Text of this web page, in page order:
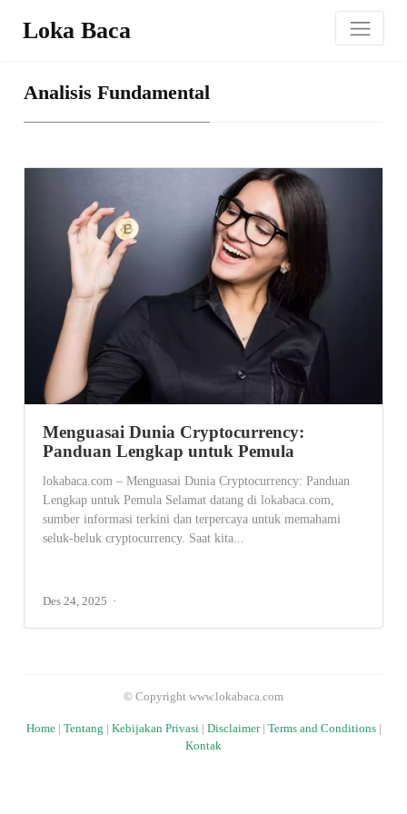
Loka Baca
Analisis Fundamental
Menguasai Dunia Cryptocurrency:
Panduan Lengkap untuk Pemula
lokabaca.com – Menguasai Dunia Cryptocurrency: Panduan
Lengkap untuk Pemula Selamat datang di lokabaca.com,
sumber informasi terkini dan terpercaya untuk memahami
seluk-beluk cryptocurrency. Saat kita...
Des 24, 2025
© Copyright www.lokabaca.com
Home| Tentang Kebijakan Privasi| Disclaimer| Terms and Conditions|
Kontak